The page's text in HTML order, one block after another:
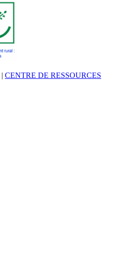
| CENTRE DE RESSOURCES